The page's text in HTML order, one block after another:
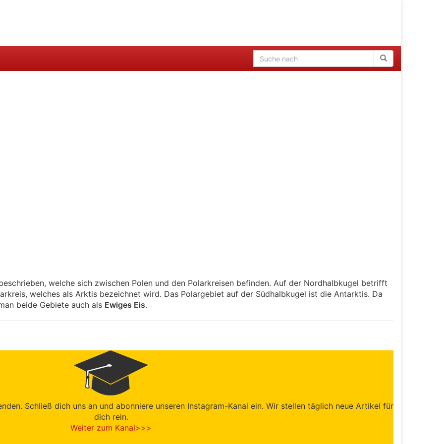
welche sich zwischen Polen und den Polarkreisen befinden. Auf der Nordhalbkugel betrifft
welches als Arktis bezeichnet wird. Das Polargebiet auf der Südhalbkugel ist die Antarktis. Da
beide Gebiete auch als Ewiges Eis.
Schließ dich uns an und abonniere unseren Instagram-Kanal ein. Wir stellen täglich neue Artikel für
dich rein.
Weiter zum Kanal>>>